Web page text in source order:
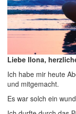
Liebe Ilona,
Ich habe mir heute
und mitgemacht.
Es war solch ein